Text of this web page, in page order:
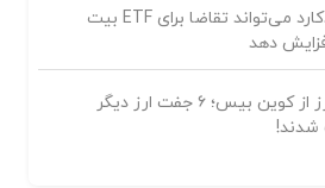
هک کولدکارد می‌تواند تقاضا برای ETF بیت
دهد
حذف ارز از کوین بیس؛ ۶ جفت ارز دیگر